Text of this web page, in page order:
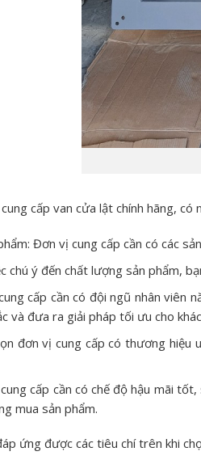
cấp van cửa lật chính hãng,
Đơn vị cung cấp cần có các
chú ý đến chất lượng sản phẩm,
cấp cần có đội ngũ nhân viên
và đưa ra giải pháp tối ưu cho
đơn vị cung cấp có thương
cấp cần có chế độ hậu mãi
mua sản phẩm.
ứng được các tiêu chí trên khi